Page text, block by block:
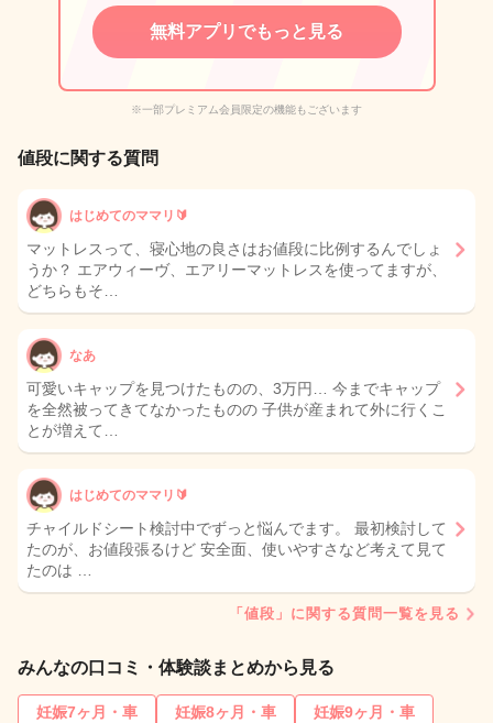
無料アプリでもっと見る
※一部プレミアム会員限定の機能もございます
値段に関する質問
はじめてのママリ🔰
マットレスって、寝心地の良さはお値段に比例するんでしょ
うか？ エアウィーヴ、エアリーマットレスを使ってますが、
どちらもそ…
なあ
可愛いキャップを見つけたものの、3万円… 今までキャップ
を全然被ってきてなかったものの 子供が産まれて外に行くこ
とが増えて…
はじめてのママリ🔰
チャイルドシート検討中でずっと悩んでます。 最初検討して
たのが、お値段張るけど 安全面、使いやすさなど考えて見て
たのは …
「値段」に関する質問一覧を見る
みんなの口コミ・体験談まとめから見る
妊娠7ヶ月・車 妊娠8ヶ月・車
妊娠9ヶ月・車